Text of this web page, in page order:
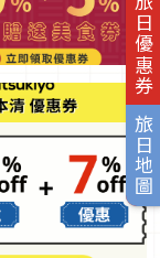
旅日優惠券
旅日地圖